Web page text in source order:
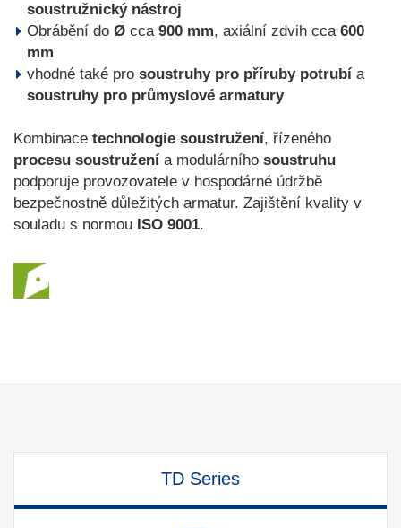
soustružnický nástroj
Obrábění do Ø cca 900 mm, axiální zdvih cca 600
mm
vhodné také pro soustruhy pro příruby potrubí a
soustruhy pro průmyslové armatury
Kombinace technologie soustružení, řízeného
procesu soustružení a modulárního soustruhu
podporuje provozovatele v hospodárné údržbě
bezpečnostně důležitých armatur. Zajištění kvality v
souladu s normou ISO 9001.
TD Series